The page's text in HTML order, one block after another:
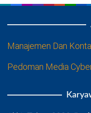
Manajemen Dan
Pedoman Media